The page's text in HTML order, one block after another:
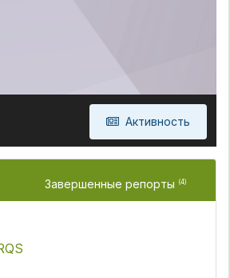
Активность
Завершенные репорты (4)